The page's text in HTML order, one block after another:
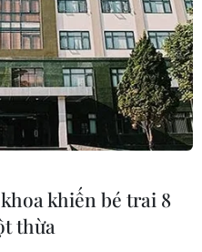
lớn trên
khiến bé trai 8
thừa